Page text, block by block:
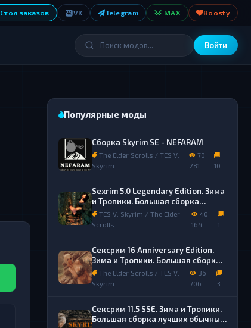
Стол заказов VK Telegram MAX Boosty
Войти
Популярные моды
Сборка Skyrim SE - NEFARAM
The Elder Scrolls / TES V:
Skyrim
70
281
10
Sexrim 5.0 Legendary Edition. Зима
и Тропики. Большая сборка
лучших обычных и секс модов.
TES V: Skyrim / The Elder
Scrolls
40
164
1
Сексрим 16 Anniversary Edition.
Зима и Тропики. Большая сборка
лучших обычных и секс модов.
The Elder Scrolls / TES V:
Skyrim
36
706
3
Сексрим 11.5 SSE. Зима и Тропики.
Большая сборка лучших обычных